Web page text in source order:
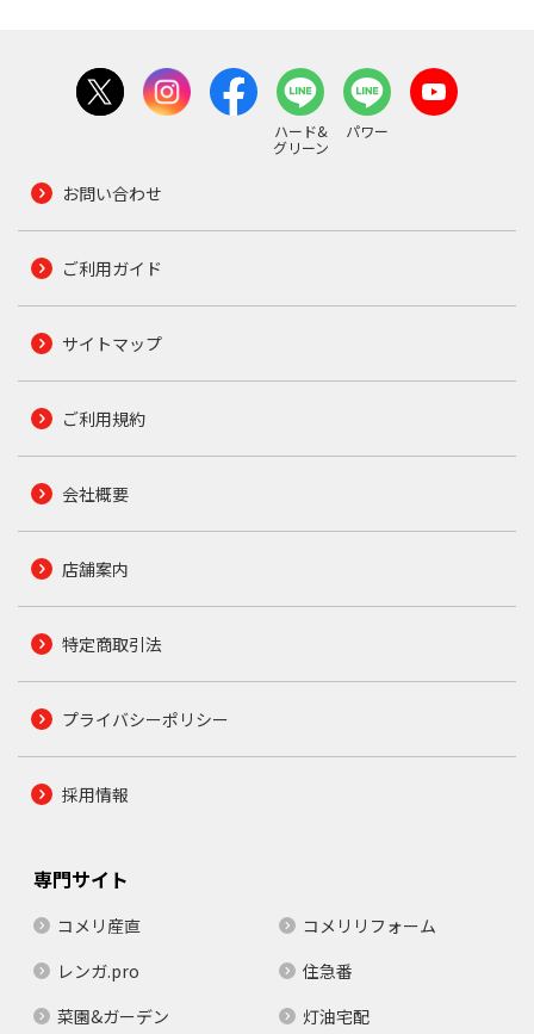
ハード&
グリーン
パワー
お問い合わせ
ご利用ガイド
サイトマップ
ご利用規約
会社概要
店舗案内
特定商取引法
プライバシーポリシー
採用情報
専門サイト
コメリ産直
コメリリフォーム
レンガ.pro
住急番
菜園&ガーデン
灯油宅配